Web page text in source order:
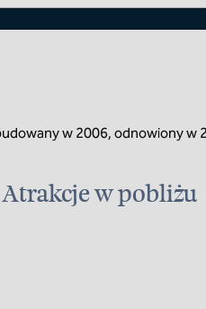
w 2006, odnowiony w
Atrakcje w pobliżu